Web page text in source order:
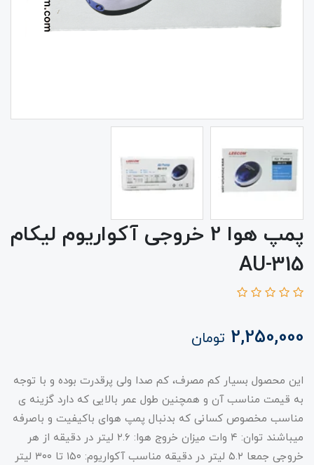
پمپ هوا 2 خروجی آکواریوم لیکام
AU-315
2,250,000 تومان
این محصول بسیار کم مصرف، کم صدا ولی پرقدرت بوده و با توجه
به قیمت مناسب آن و همچنین طول عمر بالایی که دارد گزینه ی
مناسب مخصوص کسانی که بدنبال پمپ هوای باکیفیت و باصرفه
میباشند توان: ۴ وات میزان خروج هوا: ۲.۶ لیتر در دقیقه از هر
خروجی جمعا ۵.۲ لیتر در دقیقه مناسب آکواریوم: ۱۵۰ تا ۳۰۰ لیتر